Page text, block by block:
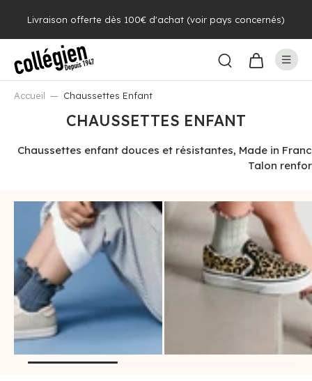
Livraison offerte dès 100€ d'achat (voir pays concernés)
Accueil Chaussettes Enfant
CHAUSSETTES ENFANT
Chaussettes enfant douces et résistantes, Made in
Talon